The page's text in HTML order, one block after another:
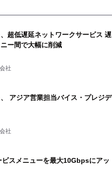
超低遅延ネットワークサービス 遅
ー間で大幅に削減
社
アジア営業担当バイス・プレジデ
社
スメニューを最大10Gbpsにアッ